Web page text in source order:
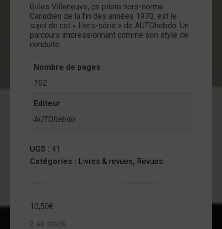
Gilles Villeneuve, ce pilote hors-norme
Canadien de la fin des années 1970, est le
sujet de cet « Hors-série » de AUTOhebdo. Un
parcours impressionnant comme son style de
conduite.
Nombre de pages
102
Editeur
AUTOhebdo
UGS : 41
Catégories : Livres & revues, Revues
10,50€
2 en stock